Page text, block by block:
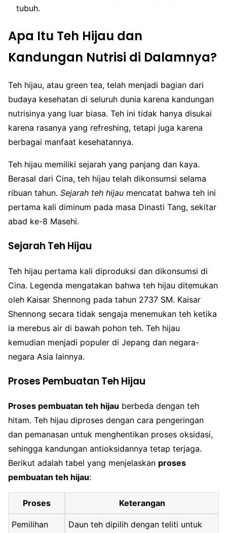
tubuh.
Apa Itu Teh Hijau dan
Kandungan Nutrisi di Dalamnya?
Teh hijau, atau green tea, telah menjadi bagian dari
budaya kesehatan di seluruh dunia karena kandungan
nutrisinya yang luar biasa. Teh ini tidak hanya disukai
karena rasanya yang refreshing, tetapi juga karena
berbagai manfaat kesehatannya.
Teh hijau memiliki sejarah yang panjang dan kaya.
Berasal dari Cina, teh hijau telah dikonsumsi selama
ribuan tahun. Sejarah teh hijau mencatat bahwa teh ini
pertama kali diminum pada masa Dinasti Tang, sekitar
abad ke-8 Masehi.
Sejarah Teh Hijau
Teh hijau pertama kali diproduksi dan dikonsumsi di
Cina. Legenda mengatakan bahwa teh hijau ditemukan
oleh Kaisar Shennong pada tahun 2737 SM. Kaisar
Shennong secara tidak sengaja menemukan teh ketika
ia merebus air di bawah pohon teh. Teh hijau
kemudian menjadi populer di Jepang dan negara-
negara Asia lainnya.
Proses Pembuatan Teh Hijau
Proses pembuatan teh hijau berbeda dengan teh
hitam. Teh hijau diproses dengan cara pengeringan
dan pemanasan untuk menghentikan proses oksidasi,
sehingga kandungan antioksidannya tetap terjaga.
Berikut adalah tabel yang menjelaskan proses
pembuatan teh hijau:
Proses Keterangan
Pemilihan
Daun teh dipilih dengan teliti untuk